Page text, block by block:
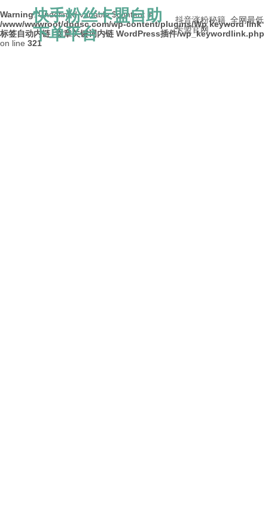
Warning: Undefined variable $content in
/www/wwwroot/dpdsc.com/wp-content/plugins/Wp keyword link
标签自动内链_文章关键词内链 WordPress插件/wp_keywordlink.php
on line 321
快手粉丝卡盟自助
下单平台
抖音涨粉秘籍_全网最低
卡盟官网